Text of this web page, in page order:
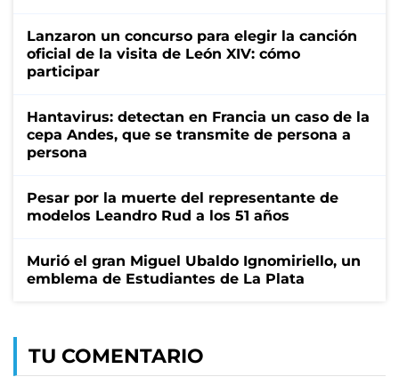
Lanzaron un concurso para elegir la canción
oficial de la visita de León XIV: cómo
participar
Hantavirus: detectan en Francia un caso de la
cepa Andes, que se transmite de persona a
persona
Pesar por la muerte del representante de
modelos Leandro Rud a los 51 años
Murió el gran Miguel Ubaldo Ignomiriello, un
emblema de Estudiantes de La Plata
TU COMENTARIO